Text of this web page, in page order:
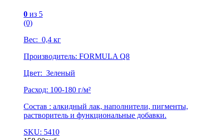
0 из 5
(0)
Вес: 0,4 кг
Производитель: FORMULA Q8
Цвет: Зеленый
Расход: 100-180 г/м²
Состав : алкидный лак, наполнители, пигменты,
растворитель и функциональные добавки.
SKU: 5410